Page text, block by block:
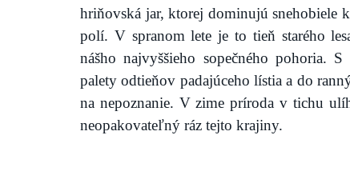
hriňovská jar, ktorej dominujú snehobiele
polí. V spranom lete je to tieň starého
nášho najvyššieho sopečného pohoria.
palety odtieňov padajúceho lístia a do
na nepoznanie. V zime príroda v tichu
neopakovateľný ráz tejto krajiny.